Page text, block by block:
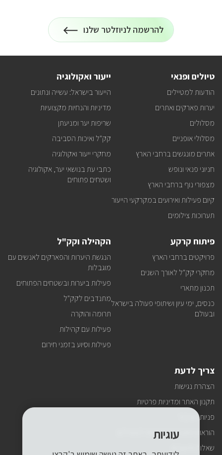
הרשמה
לניוזלטר
להרשמה לניוזלטר שלנו
על
כל
במייל
טיולים ופנאי
הודעות למטיילים
יערות פארקים ואתרים
מסלולים
מסלולי אופניים
אתרים מונגשים ברחבי הארץ
חניוני פנאי ונופש
מצפורי נוף ברחבי הארץ
קיום פעילות ואירועים במקרקעי הייעור
תערוכות צילומים
ייעור ואקולוגיה
הייעור בישראל: עשייה ונתונים
מדיניות והנחיות מקצועיות
שריפות יער ומניעתן
קק"ל ואיכות הסביבה
מחקרי ייעור ואקולוגיה
כתבי עת בנושאי יער, אקולוגיה
ושטחים פתוחים
פיתוח קרקע
פרויקטים ברחבי הארץ
מחקרי קק"ל לאורך השנים
תכנון מתארי
כנסים, ימי עיון ושיתופי פעולה בישראל
ובעולם
הקהילה וקק"ל
הנגשת היערות והפארקים לאנשים עם
מוגבלות
פעילות ביערות ובשטחים הפתוחים
מתנדבים לקק"ל
תרומה והוקרה
פעילות עם קהילות
פעילות וסיוע בזמני חירום
צריך לדעת
הצהרת נגישות
תקנון האתר ומדיניות פרטיות
פניות הציבור
הוראות התנהגות ובטיחות למטיילים
שאלות ותשובות
עוגיות